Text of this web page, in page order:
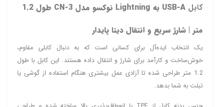
کابل USB-A به Lightning
نوکسو مدل CN-3 طول 1.2
متر | شارژ سریع و انتقال دیتا پایدار
یک انتخاب ایده‌آل برای کسانی است که به دنبال کابلی مقاوم،
خوش‌ساخت و کارآمد برای شارژ و انتقال داده هستند. این کابل با طول
1.2 متر طراحی شده تا آزادی عمل بیشتری هنگام استفاده از گوشی یا
تبلت به شما بدهد.